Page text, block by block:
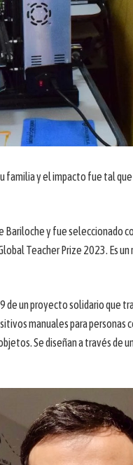
familia y el impacto fue tal
Bariloche y fue seleccionado
Teacher Prize 2023. Es
de un proyecto solidario que
manuales para personas
Se diseñan a través de